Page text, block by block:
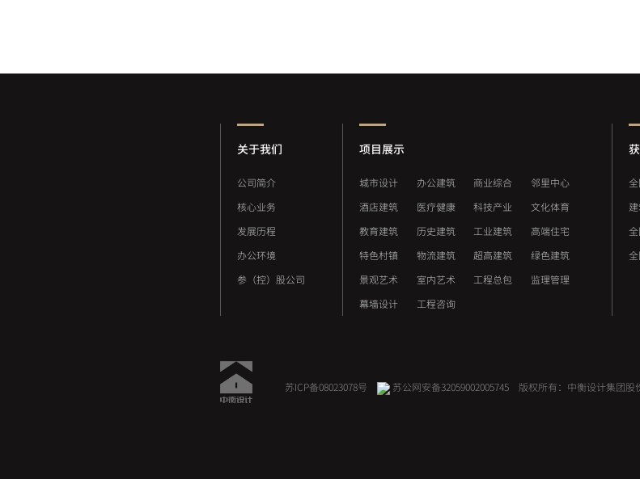
关于我们
公司简介
核心业务
发展历程
办公环境
参（控）股公司
项目展示
城市设计 办公建筑 商业综合
邻里中心
酒店建筑
医疗健康 科技产业
文化体育
教育建筑
历史建筑 工业建筑
高端住宅
特色村镇
物流建筑 超高建筑
绿色建筑
景观艺术
室内艺术 工程总包
监理管理
幕墙设计
工程咨询
苏ICP备08023078号 苏公网安备32059002005745版权所有：中衡设计集团股